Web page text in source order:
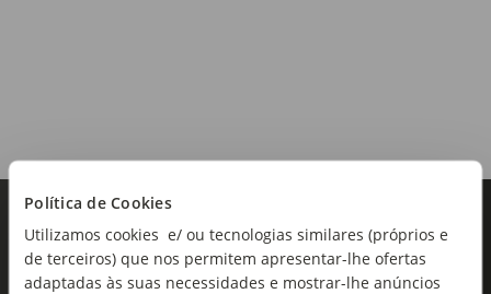
Política de Cookies
Utilizamos cookies e/ ou tecnologias similares (próprios e
de terceiros) que nos permitem apresentar-lhe ofertas
adaptadas às suas necessidades e mostrar-lhe anúncios